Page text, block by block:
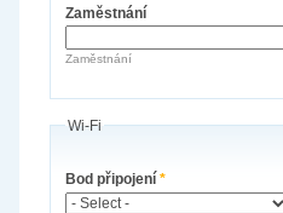
Zaměstnání
Zaměstnání
Wi-Fi
Bod připojení*